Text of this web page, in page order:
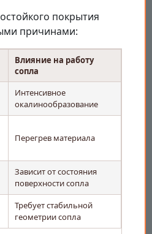
покрытия
причинами:
Влияние на работу
сопла
Интенсивное
окалинообразование
Перегрев материала
Зависит от состояния
поверхности сопла
Требует стабильной
геометрии сопла